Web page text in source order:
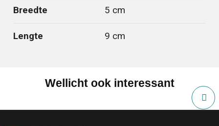
Breedte 5 cm
Lengte 9 cm
Wellicht ook interessant